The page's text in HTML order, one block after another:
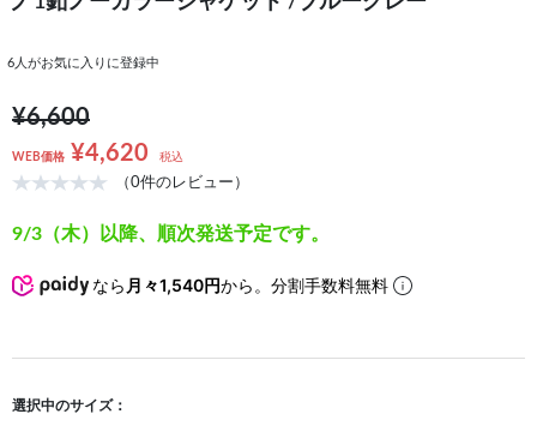
6 人がお気に入りに登録中
¥6,600
WEB価格 ¥4,620 税込
（0件のレビュー）
9/3（木）以降、順次発送予定です。
なら 月々1,540円から。分割手数料無料
選択中のサイズ：